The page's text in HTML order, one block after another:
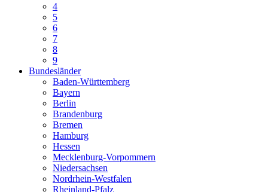
4
5
6
7
8
9
Bundesländer
Baden-Württemberg
Bayern
Berlin
Brandenburg
Bremen
Hamburg
Hessen
Mecklenburg-Vorpommern
Niedersachsen
Nordrhein-Westfalen
Rheinland-Pfalz